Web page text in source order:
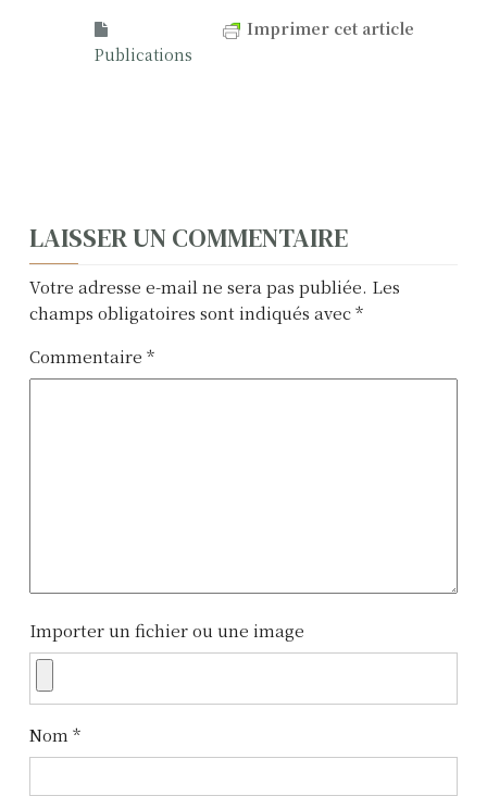
Imprimer cet article
Publications
N
a
v
i
n
d
e
l
LAISSER UN COMMENTAIRE
Votre adresse e-mail ne sera pas publiée. Les
champs obligatoires sont indiqués avec*
Commentaire *
Importer un fichier ou une image
Nom *